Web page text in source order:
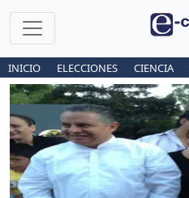
INICIO ELECCIONES CIENCIA